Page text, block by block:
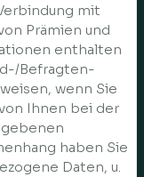
mit
Prämien und
enthalten
Befragten-
wenn Sie
Ihnen bei der
haben Sie
Daten, u.